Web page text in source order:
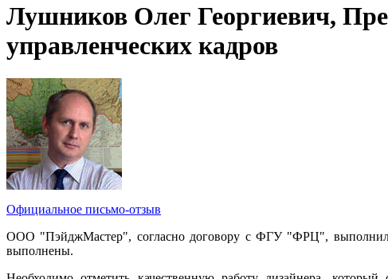
Лушников Олег Георгиевич,
управленческих кадров
Официальное письмо-отзыв
ООО "ПэйджМастер", согласно договору с ФГУ "ФРЦ", выполнило
выполнены.